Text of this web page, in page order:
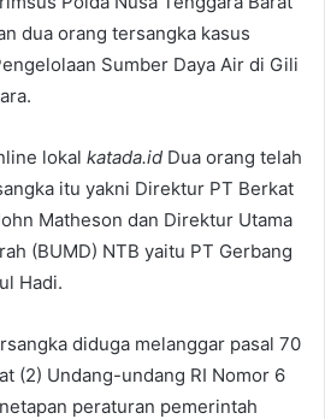
dua orang tersangka kasus
Sumber Daya Air di Gili
lokal katada.id Dua orang telah
itu yakni Direktur PT Berkat
Matheson dan Direktur Utama
(BUMD) NTB yaitu PT Gerbang
Hadi.
diduga melanggar pasal 70
(2) Undang-undang RI Nomor 6
peraturan pemerintah